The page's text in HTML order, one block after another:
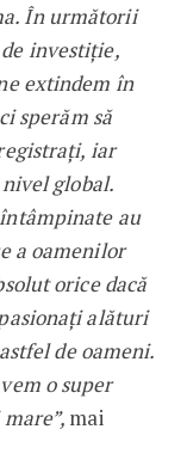
În următorii
investiție,
extindem în
sperăm să
iar
global.
au
a oamenilor
orice dacă
alături
de oameni.
o super
mai